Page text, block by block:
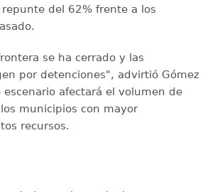
del 62% frente a los
se ha cerrado y las
por detenciones", advirtió Gómez
escenario afectará el volumen de
municipios con mayor
recursos.